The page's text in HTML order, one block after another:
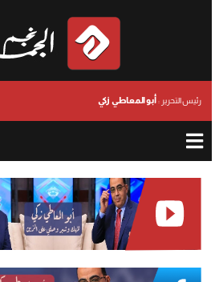
رئيس التحرير : أبو المعاطي زكي